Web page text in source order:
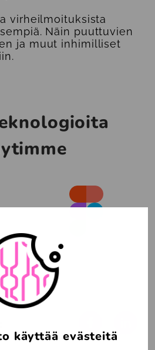
käyttää evästeitä
virheilmoituksista
Näin puuttuvien
ja muut inhimilliset